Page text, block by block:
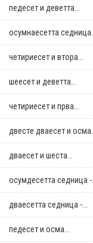
педесет и деветта...
осумнaесетта седница...
четириесет и втора...
шеесет и деветта...
четириесет и прва...
двестe дваесет и осма...
дваесет и шеста...
осумдесетта седница -...
дваесетта седница -...
педесет и осма...